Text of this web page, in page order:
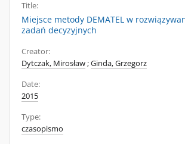
Title:
Miejsce metody DEMATEL w
zadań decyzyjnych
Creator:
Dytczak, Mirosław;Ginda, Grzegorz
Date:
2015
Type:
czasopismo